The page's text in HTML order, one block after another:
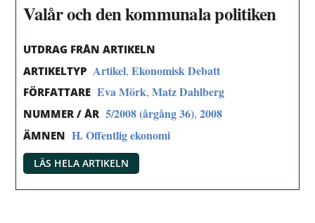
Valår och den kommunala politiken
UTDRAG FRÅN ARTIKELN
ARTIKELTYP Artikel,Ekonomisk Debatt
FÖRFATTARE Eva Mörk,Matz Dahlberg
NUMMER / ÅR 5/2008 (årgång 36),2008
ÄMNEN H. Offentlig ekonomi
LÄS HELA ARTIKELN